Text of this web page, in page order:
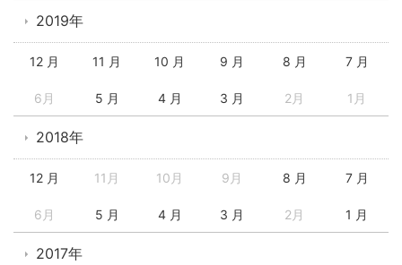
2019年
12 月 11 月 10 月 9 月 8 月 7 月
6月 5 月 4 月 3 月 2月 1月
2018年
12 月 11月 10月 9月 8 月 7 月
6月 5 月 4 月 3 月 2月 1 月
2017年